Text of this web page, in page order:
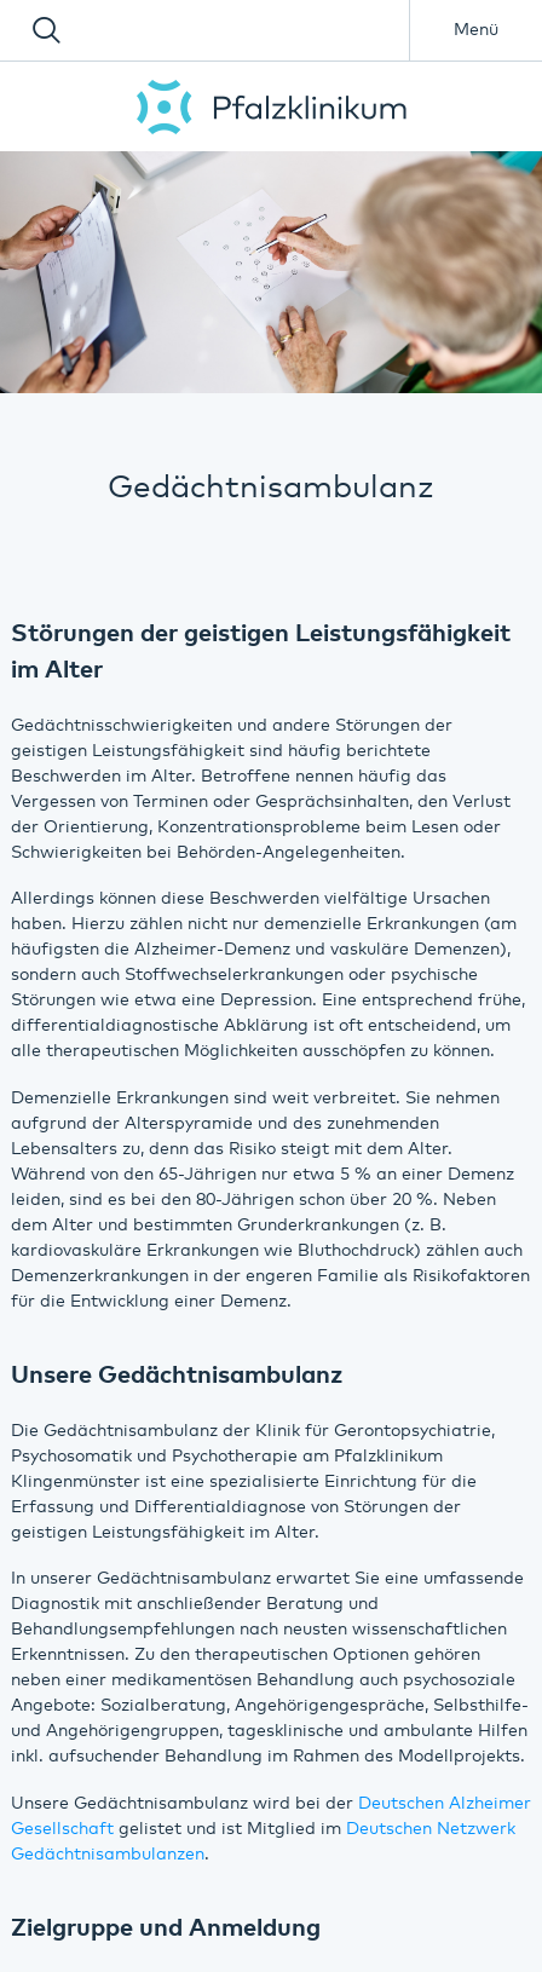
Menü
Gedächtnisambulanz
Störungen der geistigen Leistungsfähigkeit
im Alter
Gedächtnisschwierigkeiten und andere Störungen der
geistigen Leistungsfähigkeit sind häufig berichtete
Beschwerden im Alter. Betroffene nennen häufig das
Vergessen von Terminen oder Gesprächsinhalten, den Verlust
der Orientierung, Konzentrationsprobleme beim Lesen oder
Schwierigkeiten bei Behörden-Angelegenheiten.
Allerdings können diese Beschwerden vielfältige Ursachen
haben. Hierzu zählen nicht nur demenzielle Erkrankungen (am
häufigsten die Alzheimer-Demenz und vaskuläre Demenzen),
sondern auch Stoffwechselerkrankungen oder psychische
Störungen wie etwa eine Depression. Eine entsprechend frühe,
differentialdiagnostische Abklärung ist oft entscheidend, um
alle therapeutischen Möglichkeiten ausschöpfen zu können.
Demenzielle Erkrankungen sind weit verbreitet. Sie nehmen
aufgrund der Alterspyramide und des zunehmenden
Lebensalters zu, denn das Risiko steigt mit dem Alter.
Während von den 65-Jährigen nur etwa 5 % an einer Demenz
leiden, sind es bei den 80-Jährigen schon über 20 %. Neben
dem Alter und bestimmten Grunderkrankungen (z. B.
kardiovaskuläre Erkrankungen wie Bluthochdruck) zählen auch
Demenzerkrankungen in der engeren Familie als Risikofaktoren
für die Entwicklung einer Demenz.
Unsere Gedächtnisambulanz
Die Gedächtnisambulanz der Klinik für Gerontopsychiatrie,
Psychosomatik und Psychotherapie am Pfalzklinikum
Klingenmünster ist eine spezialisierte Einrichtung für die
Erfassung und Differentialdiagnose von Störungen der
geistigen Leistungsfähigkeit im Alter.
In unserer Gedächtnisambulanz erwartet Sie eine umfassende
Diagnostik mit anschließender Beratung und
Behandlungsempfehlungen nach neusten wissenschaftlichen
Erkenntnissen. Zu den therapeutischen Optionen gehören
neben einer medikamentösen Behandlung auch psychosoziale
Angebote: Sozialberatung, Angehörigengespräche, Selbsthilfe-
und Angehörigengruppen, tagesklinische und ambulante Hilfen
inkl. aufsuchender Behandlung im Rahmen des Modellprojekts.
Unsere Gedächtnisambulanz wird bei der Deutschen Alzheimer
Gesellschaftgelistet und ist Mitglied im Deutschen Netzwerk
Gedächtnisambulanzen.
Zielgruppe und Anmeldung